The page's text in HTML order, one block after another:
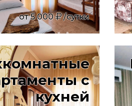
от 5 000 /сутки
с
кухней